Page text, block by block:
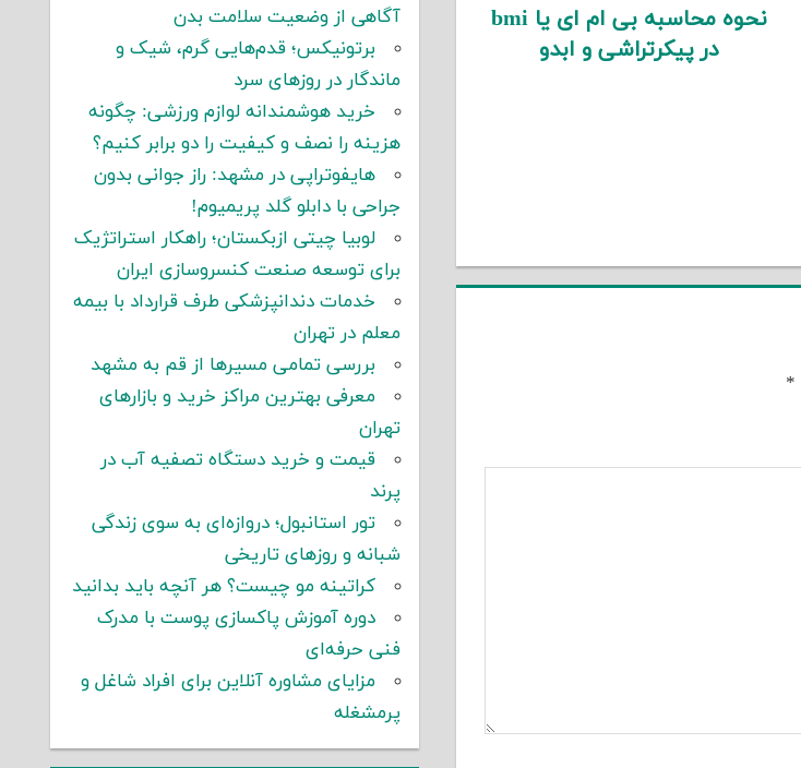
نحوه محاسبه بی ام ای یا bmi
در پیکرتراشی و ابدو
*
آگاهی از وضعیت سلامت بدن
برتونیکس؛ قدم‌هایی گرم، شیک و
ماندگار در روزهای سرد
خرید هوشمندانه لوازم ورزشی: چگونه
هزینه را نصف و کیفیت را دو برابر کنیم؟
هایفوتراپی در مشهد: راز جوانی بدون
جراحی با دابلو گلد پریمیوم!
لوبیا چیتی ازبکستان؛ راهکار استراتژیک
برای توسعه صنعت کنسروسازی ایران
خدمات دندانپزشکی طرف قرارداد با بیمه
معلم در تهران
بررسی تمامی مسیرها از قم به مشهد
معرفی بهترین مراکز خرید و بازارهای
تهران
قیمت و خرید دستگاه تصفیه آب در
پرند
تور استانبول؛ دروازه‌ای به سوی زندگی
شبانه و روزهای تاریخی
کراتینه مو چیست؟ هر آنچه باید بدانید
دوره آموزش پاکسازی پوست با مدرک
فنی حرفه‌ای
مزایای مشاوره آنلاین برای افراد شاغل و
پرمشغله